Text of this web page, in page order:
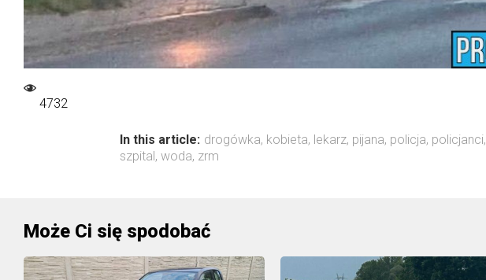
4732
In this article: drogówka, kobieta, lekarz, pijana, policja, policjanci,
szpital , woda, zrm
Może Ci się spodobać